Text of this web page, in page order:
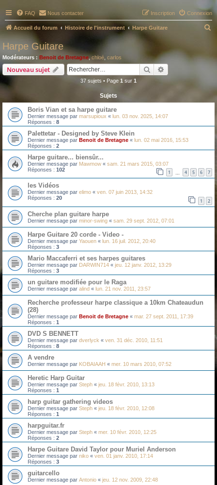
FAQ Nous contacter Connexion
Inscription
Accueil du forum Histoire de l'instrument Harpe Guitare
Harpe Guitare
Modérateurs : Benoit de Bretagne,chloé carlos
Nouveau sujet Rechercher
37 sujets • Page 1 sur 1
Sujets
Boris Vian et sa harpe guitare
Dernier message par marsupioux « lun. 03 nov. 2025, 14:07
Réponses : 8
Palettetar - Designed by Steve Klein
Dernier message par Benoit de Bretagne « lun. 02 mai 2016, 15:53
Réponses : 2
Harpe guitare... biensûr...
Dernier message par Mawmow « sam. 21 mars 2015, 03:07
Réponses : 102 1 4 5 6 7
les Vidéos
Dernier message par elimo « ven. 07 juin 2013, 14:32
Réponses : 20 1 2
Cherche plan guitare harpe
Dernier message par minor-swing « sam. 29 sept. 2012, 07:01
Harpe Guitare 20 corde - Video -
Dernier message par Yaouen « lun. 16 juil. 2012, 20:40
Réponses : 3
Mario Maccaferri et ses harpes guitares
Dernier message par DARWIN714 « jeu. 12 janv. 2012, 13:29
Réponses : 3
un guitare modifiée pour le Raga
Dernier message par alind « lun. 21 nov. 2011, 23:57
Recherche professeur harpe classique a 10km Chateaudun
(28)
Dernier message par Benoit de Bretagne « mar. 27 sept. 2011, 17:39
Réponses : 1
DVD S BENNETT
Dernier message par dverlyck « ven. 31 déc. 2010, 11:51
Réponses : 8
A vendre
Dernier message par KOBAIAAH « mer. 10 mars 2010, 07:52
Heretic Harp Guitar
Dernier message par Steph « jeu. 18 févr. 2010, 13:13
Réponses : 1
harp guitar gathering videos
Dernier message par Steph « jeu. 18 févr. 2010, 12:08
Réponses : 1
harpguitar.fr
Dernier message par Steph « mer. 10 févr. 2010, 12:25
Réponses : 2
Harpe Guitare David Taylor pour Muriel Anderson
Dernier message par niko « ven. 01 janv. 2010, 17:14
Réponses : 3
guitarcello
Dernier message par Antonio « jeu. 12 nov. 2009, 22:48